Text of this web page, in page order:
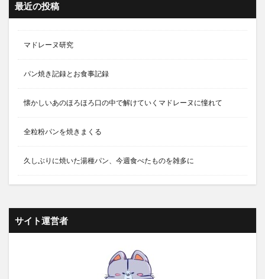
最近の投稿
マドレーヌ研究
パン焼き記録とお食事記録
懐かしいあのほろほろ口の中で解けていくマドレーヌに憧れて
全粒粉パンを焼きまくる
久しぶりに焼いた湯種パン、今週食べたものを雑多に
サイト運営者